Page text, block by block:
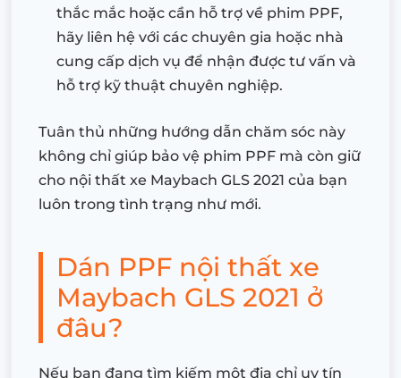
thắc mắc hoặc cần hỗ trợ về phim PPF,
hãy liên hệ với các chuyên gia hoặc nhà
cung cấp dịch vụ để nhận được tư vấn và
hỗ trợ kỹ thuật chuyên nghiệp.
Tuân thủ những hướng dẫn chăm sóc này
không chỉ giúp bảo vệ phim PPF mà còn giữ
cho nội thất xe Maybach GLS 2021 của bạn
luôn trong tình trạng như mới.
Dán PPF nội thất xe
Maybach GLS 2021 ở
đâu?
Nếu bạn đang tìm kiếm một địa chỉ uy tín